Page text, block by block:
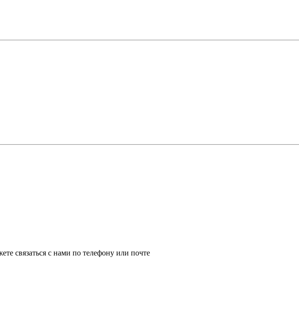
связаться с нами по телефону или почте